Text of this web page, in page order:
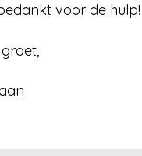
voor de hulp!